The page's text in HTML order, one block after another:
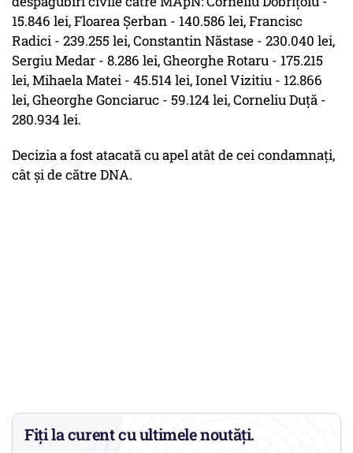
15.846 lei, Floarea Şerban - 140.586 lei, Francisc
Radici - 239.255 lei, Constantin Năstase - 230.040 lei,
Sergiu Medar - 8.286 lei, Gheorghe Rotaru - 175.215
lei, Mihaela Matei - 45.514 lei, Ionel Vizitiu - 12.866
lei, Gheorghe Gonciaruc - 59.124 lei, Corneliu Duţă -
280.934 lei.
Decizia a fost atacată cu apel atât de cei condamnaţi,
cât şi de către DNA.
Fiți la curent cu ultimele noutăți.